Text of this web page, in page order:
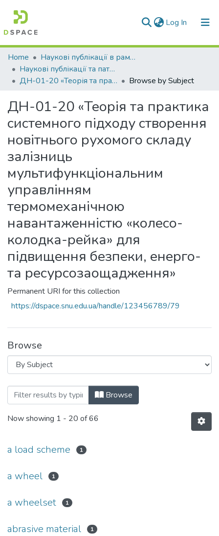
Log In (current)
Communities & Collections
All of DSpace
Home
Наукові публікації в рамках виконання держбюджетних науково-дослідних робіт
Наукові публікації та патенти в рамках виконання держбюджетних науково-дослідних робіт 2020 р.
ДН-01-20 «Теорія та практика системного підходу створення новітнього рухомого складу залізниць мультифункціональним управлінням термомеханічною навантаженністю «колесо-колодка-рейка» для підвищення безпеки, енерго- та ресурсозаощадження»
Browse by Subject
ДН-01-20 «Теорія та практика
системного підходу створення
новітнього рухомого складу
залізниць
мультифункціональним
управлінням
термомеханічною
навантаженністю «колесо-
колодка-рейка» для
підвищення безпеки, енерго-
та ресурсозаощадження»
Permanent URI for this collection
https://dspace.snu.edu.ua/handle/123456789/79
Browse
Browsing ДН-01-20 «Теорія та
Browse
Now showing 1 - 20 of 66
a load scheme 1
a wheel 1
a wheelset 1
abrasive material 1